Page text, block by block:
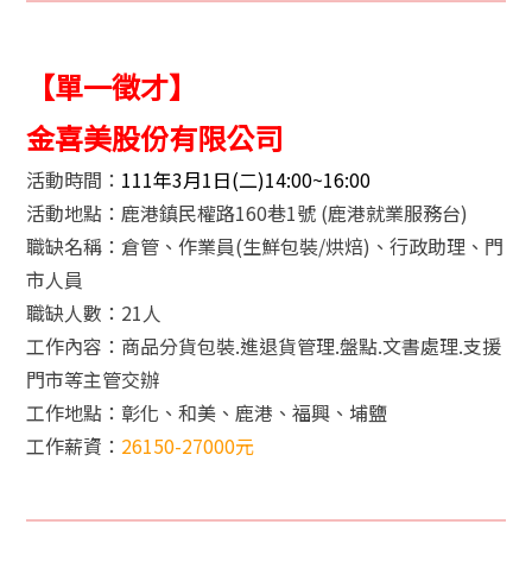
【單一徵才】
金喜美股份有限公司
活動時間： 111年3月1日(二)14:00~16:00
活動地點：鹿港鎮民權路160巷1號 (鹿港就業服務台)
職缺名稱：倉管、作業員(生鮮包裝/烘焙)、行政助理、門
市人員
職缺人數：21人
工作內容：商品分貨包裝.進退貨管理.盤點.文書處理.支援
門市等主管交辦
工作地點：彰化、和美、鹿港、福興、埔鹽
工作薪資： 26150-27000元